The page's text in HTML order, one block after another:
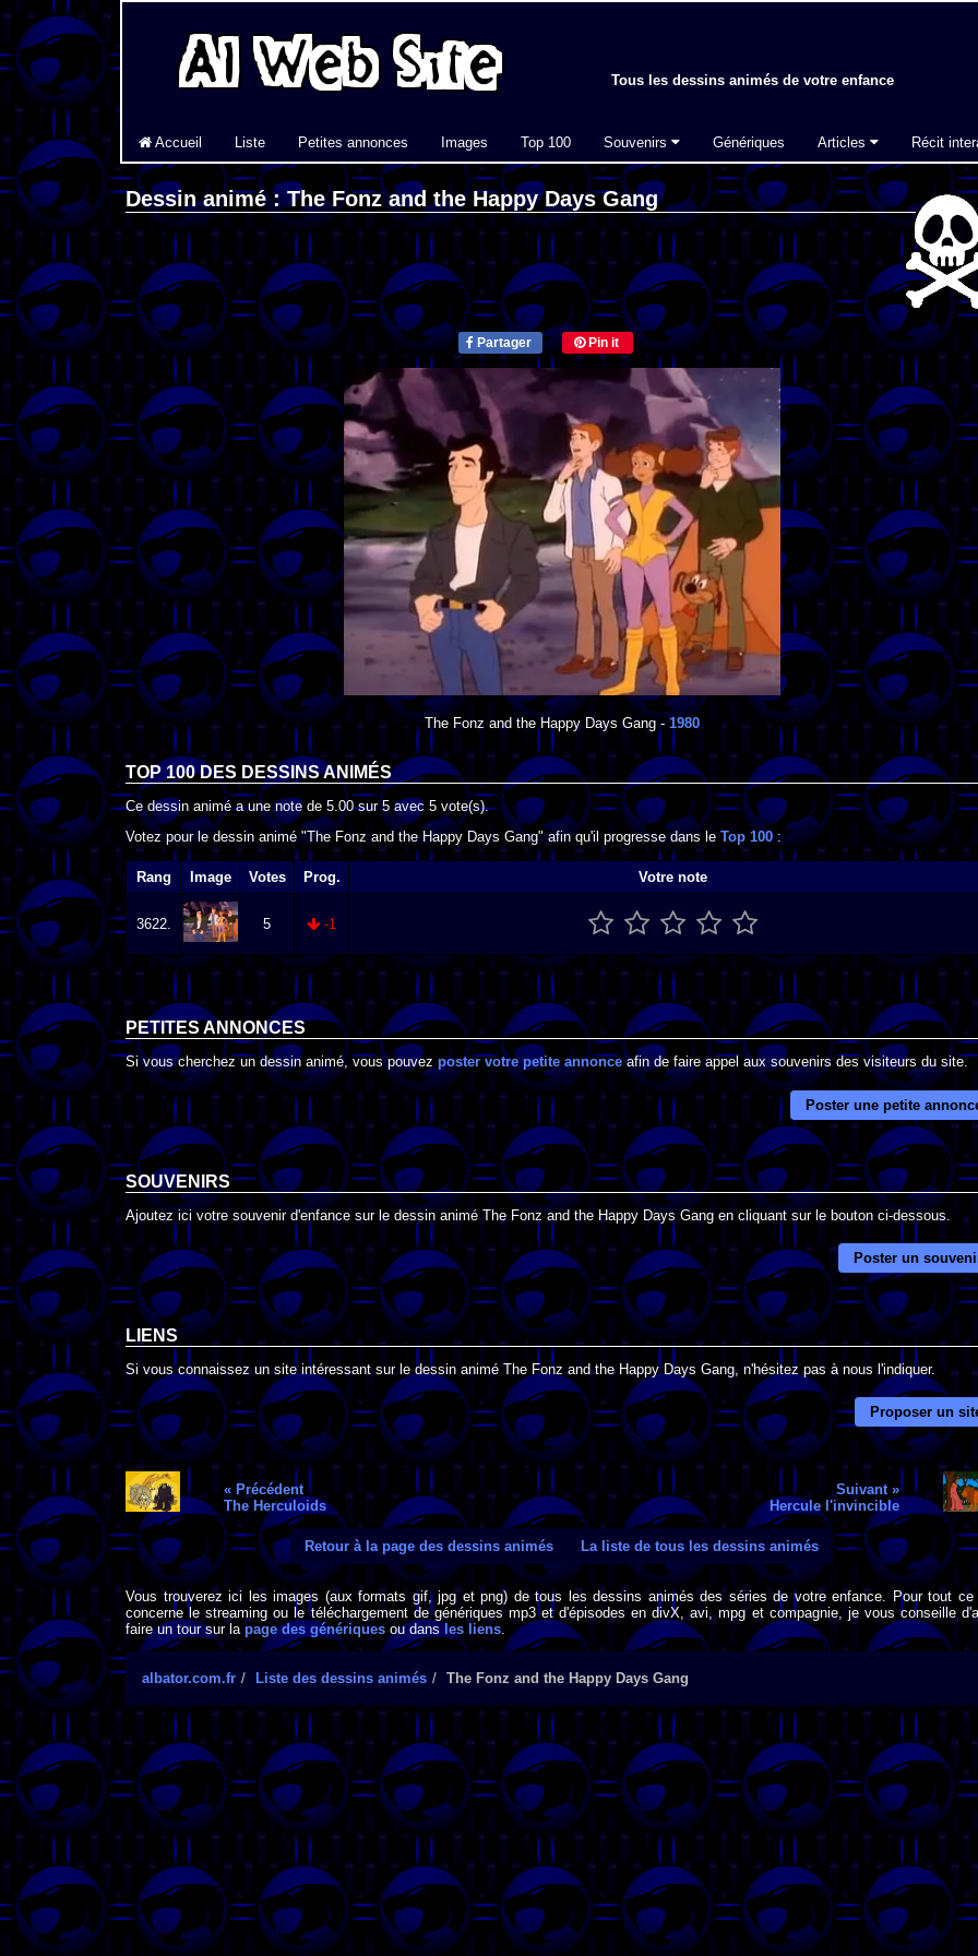
Tous les dessins animés de votre enfance
Accueil Liste Petites annonces Images Top 100 Souvenirs Génériques Articles Récit
Dessin animé : The Fonz and the Happy Days Gang
Partager Pin it
The Fonz and the Happy Days Gang-1980
TOP 100 DES DESSINS ANIMÉS
Ce dessin animé a une note de 5.00sur5 avec 5 vote(s).
Votez pour le dessin animé "The Fonz and the Happy Days Gang" afin qu'il progresse dans le Top 100:
Rang Image Votes Prog. Votre note
3622. 5 -1
PETITES ANNONCES
Si vous cherchez un dessin animé, vous pouvez poster votre petite annonceafin de faire appel aux souvenirs des visiteurs du site.
Poster une petite
SOUVENIRS
Ajoutez ici votre souvenir d'enfance sur le dessin animé The Fonz and the Happy Days Gang en cliquant sur le bouton ci-dessous.
Poster un
LIENS
Si vous connaissez un site intéressant sur le dessin animé The Fonz and the Happy Days Gang, n'hésitez pas à nous l'indiquer.
Proposer un
« Précédent
The Herculoids
Suivant »
Hercule l'invincible
Retour à la page des dessins animés La liste de tous les dessins animés
Vous trouverez ici les images (aux formats gif, jpg et png) de tous les dessins animés des séries de votre enfance. Pour tout ce
concerne le streaming ou le téléchargement de génériques mp3 et d'épisodes en divX, avi, mpg et compagnie, je vous conseille
faire un tour sur la page des génériques ou dansles liens
albator.com.fr Liste des dessins animés The Fonz and the Happy Days Gang